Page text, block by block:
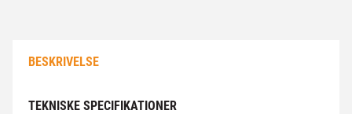
BESKRIVELSE
TEKNISKE SPECIFIKATIONER